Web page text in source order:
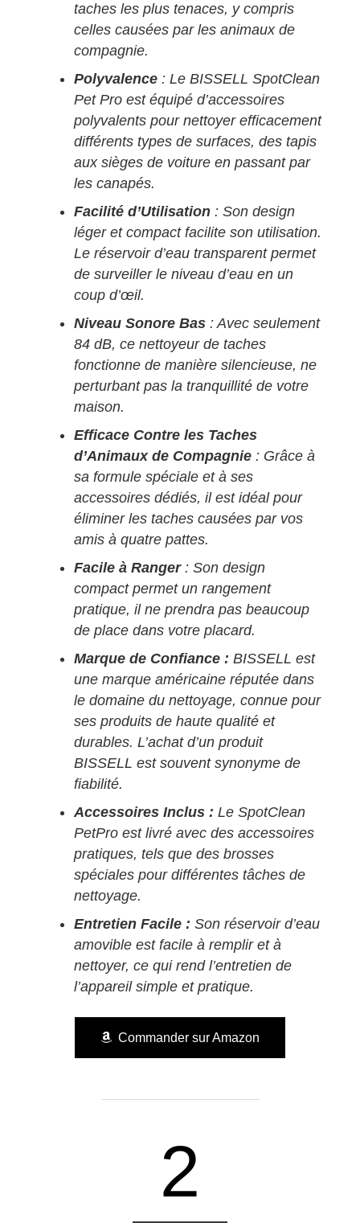
taches les plus tenaces, y compris
celles causées par les animaux de
compagnie.
Polyvalence : Le BISSELL SpotClean
Pet Pro est équipé d’accessoires
polyvalents pour nettoyer efficacement
différents types de surfaces, des tapis
aux sièges de voiture en passant par
les canapés.
Facilité d’Utilisation : Son design
léger et compact facilite son utilisation.
Le réservoir d’eau transparent permet
de surveiller le niveau d’eau en un
coup d’œil.
Niveau Sonore Bas : Avec seulement
84 dB, ce nettoyeur de taches
fonctionne de manière silencieuse, ne
perturbant pas la tranquillité de votre
maison.
Efficace Contre les Taches
d’Animaux de Compagnie : Grâce à
sa formule spéciale et à ses
accessoires dédiés, il est idéal pour
éliminer les taches causées par vos
amis à quatre pattes.
Facile à Ranger: Son design
compact permet un rangement
pratique, il ne prendra pas beaucoup
de place dans votre placard.
Marque de Confiance : BISSELL est
une marque américaine réputée dans
le domaine du nettoyage, connue pour
ses produits de haute qualité et
durables. L’achat d’un produit
BISSELL est souvent synonyme de
fiabilité.
Accessoires Inclus : Le SpotClean
PetPro est livré avec des accessoires
pratiques, tels que des brosses
spéciales pour différentes tâches de
nettoyage.
Entretien Facile : Son réservoir d’eau
amovible est facile à remplir et à
nettoyer, ce qui rend l’entretien de
l’appareil simple et pratique.
Commander sur Amazon
2